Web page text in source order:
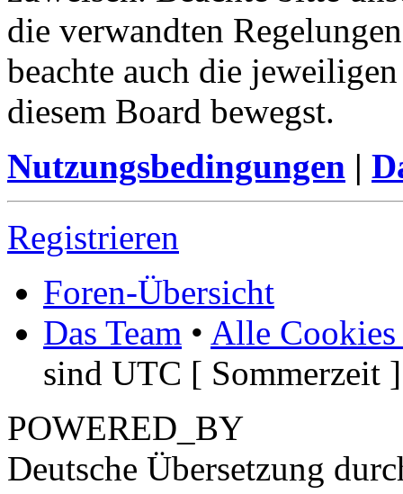
die verwandten
beachte auch die
diesem Board bewegst.
Nutzungsbedingungen |
Registrieren
Foren-Übersicht
Das Team • Alle Cookies
sind UTC [ Sommerzeit ]
POWERED_BY
Deutsche Übersetzung